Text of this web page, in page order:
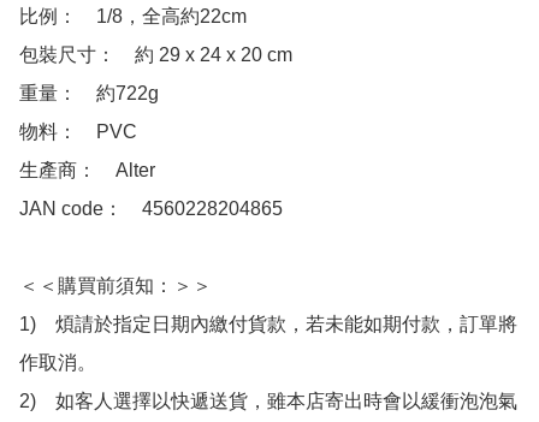
比例：　1/8，全高約22cm
包裝尺寸：　約 29 x 24 x 20 cm
重量：　約722g
物料：　PVC
生產商：　Alter
JAN code：　4560228204865
＜＜購買前須知：＞＞
1)　煩請於指定日期內繳付貨款，若未能如期付款，訂單將
作取消。
2)　如客人選擇以快遞送貨，雖本店寄出時會以緩衝泡泡氣